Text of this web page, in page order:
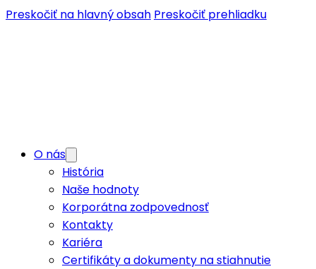
Preskočiť na hlavný obsah Preskočiť prehliadku
O nás
História
Naše hodnoty
Korporátna zodpovednosť
Kontakty
Kariéra
Certifikáty a dokumenty na stiahnutie